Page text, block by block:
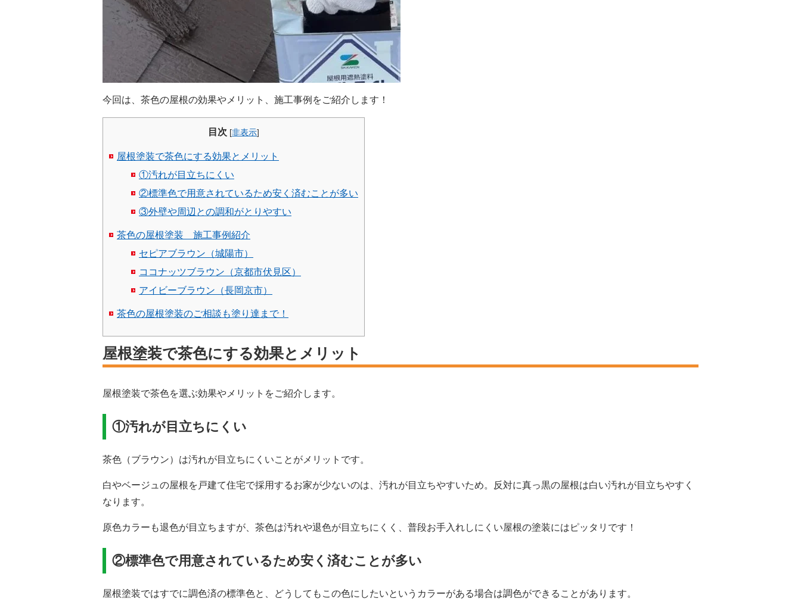
今回は、茶色の屋根の効果やメリット、施工事例をご紹介します！
目次 [非表示]
屋根塗装で茶色にする効果とメリット
①汚れが目立ちにくい
②標準色で用意されているため安く済むことが多い
③外壁や周辺との調和がとりやすい
茶色の屋根塗装 施工事例紹介
セピアブラウン（城陽市）
ココナッツブラウン（京都市伏見区）
アイビーブラウン（長岡京市）
茶色の屋根塗装のご相談も塗り達まで！
屋根塗装で茶色にする効果とメリット
屋根塗装で茶色を選ぶ効果やメリットをご紹介します。
①汚れが目立ちにくい
茶色（ブラウン）は汚れが目立ちにくいことがメリットです。
白やベージュの屋根を戸建て住宅で採用するお家が少ないのは、汚れが目立ちやすいため。反対に真っ黒の屋根は白い汚れが目立ちやすく
なります。
原色カラーも退色が目立ちますが、茶色は汚れや退色が目立ちにくく、普段お手入れしにくい屋根の塗装にはピッタリです！
②標準色で用意されているため安く済むことが多い
屋根塗装ではすでに調色済の標準色と、どうしてもこの色にしたいというカラーがある場合は調色ができることがあります。